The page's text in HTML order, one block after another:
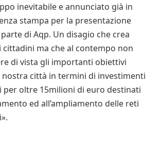
inevitabile e annunciato già in
stampa per la presentazione
di Aqp. Un disagio che crea
cittadini ma che al contempo non
di vista gli importanti obiettivi
città in termini di investimenti
oltre 15milioni di euro destinati
ed all’ampliamento delle reti